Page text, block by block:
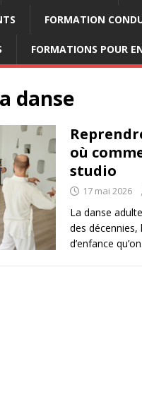
FORMATION
FORMATIONS POUR
danse
où
studio
17 mai 2026
La danse
des
d’enfance